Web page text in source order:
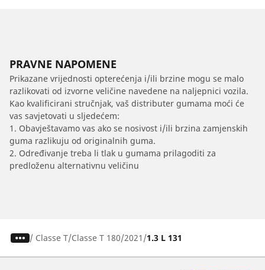
PRAVNE NAPOMENE
Prikazane vrijednosti opterećenja i/ili brzine mogu se malo
razlikovati od izvorne veličine navedene na naljepnici vozila.
Kao kvalificirani stručnjak, vaš distributer gumama moći će
vas savjetovati u sljedećem:
1. Obavještavamo vas ako se nosivost i/ili brzina zamjenskih
guma razlikuju od originalnih guma.
2. Određivanje treba li tlak u gumama prilagoditi za
predloženu alternativnu veličinu
/ Classe T Classe T 180 2021 1.3 L 131